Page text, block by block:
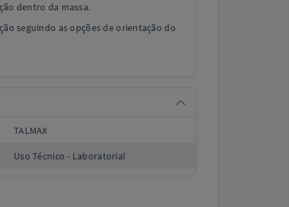
dentro da massa.
seguindo as opções de orientação do
TALMAX
Uso Técnico - Laboratorial